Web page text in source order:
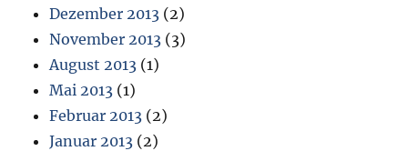
Dezember 2013 (2)
November 2013 (3)
August 2013 (1)
Mai 2013 (1)
Februar 2013 (2)
Januar 2013 (2)